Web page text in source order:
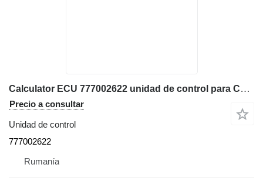
Calculator ECU 777002622 unidad de control para Caterpillar 172-9391 excavadora
Precio a consultar
Unidad de control
777002622
Rumanía